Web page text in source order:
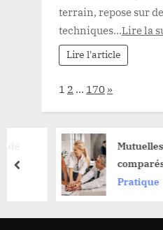
terrain, repose sur
techniques...Lire la
Lire l'article
Page:
1 2 … 170 Next
»
Mutuelles
comparés
Pratique
prev